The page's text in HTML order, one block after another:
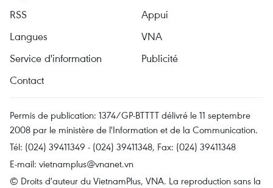
RSS
Appui
Langues
VNA
Service d'information
Publicité
Contact
Permis de publication: 1374/GP-BTTTT délivré le 11 septembre
2008 par le ministère de l'Information et de la Communication.
Tél: (024) 39411349 - (024) 39411348, Fax: (024) 39411348
E-mail: vietnamplus@vnanet.vn
© Droits d'auteur du VietnamPlus, VNA. La reproduction sans la